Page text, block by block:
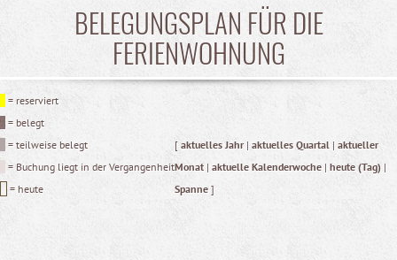
BELEGUNGSPLAN FÜR DIE
FERIENWOHNUNG
= reserviert
= belegt
= teilweise belegt
= Buchung liegt in der Vergangenheit
= heute
[ aktuelles Jahr| aktuelles Quartal | aktueller
Monat| aktuelle Kalenderwoche | heute (Tag) |
Spanne ]